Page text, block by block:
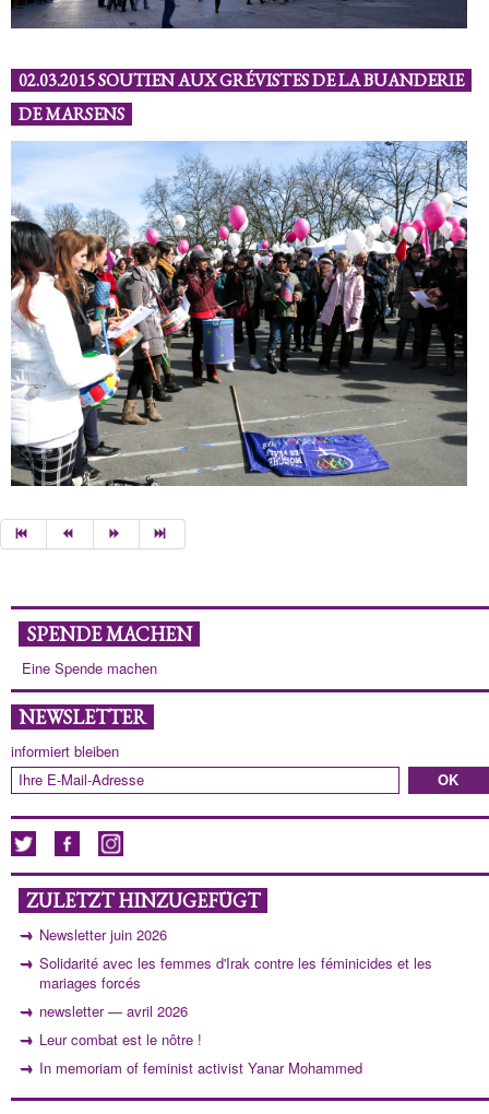
02.03.2015 SOUTIEN AUX GRÉVISTES DE LA BUANDERIE
DE MARSENS
SPENDE MACHEN
Eine Spende machen
NEWSLETTER
informiert bleiben
ZULETZT HINZUGEFÜGT
Newsletter juin 2026
Solidarité avec les femmes d'Irak contre les féminicides et les
mariages forcés
newsletter — avril 2026
Leur combat est le nôtre !
In memoriam of feminist activist Yanar Mohammed